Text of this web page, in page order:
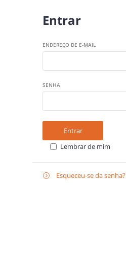
Entrar
ENDEREÇO DE E-MAIL
SENHA
Entrar
Lembrar de mim
 Esqueceu-se da senha?